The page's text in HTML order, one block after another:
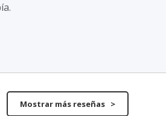
Mostrar más reseñas >